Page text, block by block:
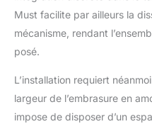
Must facilite par ailleurs la
mécanisme, rendant
posé.
L’installation requiert
largeur de l’embrasure en
impose de disposer d’un